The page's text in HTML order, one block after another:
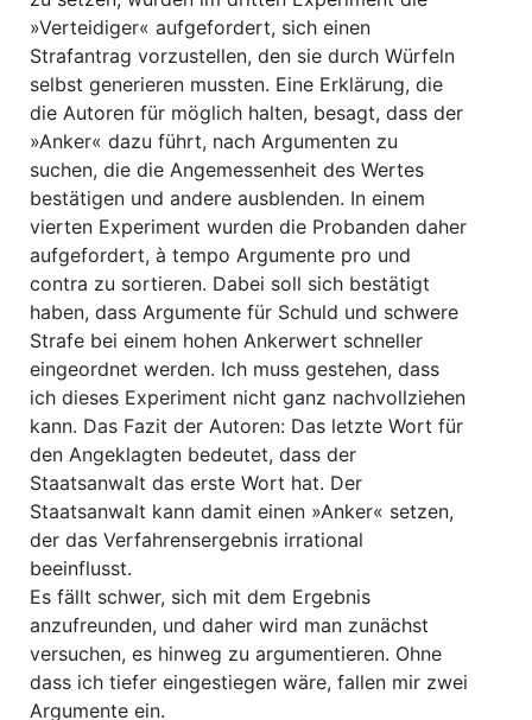
»Verteidiger« aufgefordert, sich einen
Strafantrag vorzustellen, den sie durch Würfeln
selbst generieren mussten. Eine Erklärung, die
die Autoren für möglich halten, besagt, dass der
»Anker« dazu führt, nach Argumenten zu
suchen, die die Angemessenheit des Wertes
bestätigen und andere ausblenden. In einem
vierten Experiment wurden die Probanden daher
aufgefordert, à tempo Argumente pro und
contra zu sortieren. Dabei soll sich bestätigt
haben, dass Argumente für Schuld und schwere
Strafe bei einem hohen Ankerwert schneller
eingeordnet werden. Ich muss gestehen, dass
ich dieses Experiment nicht ganz nachvollziehen
kann. Das Fazit der Autoren: Das letzte Wort für
den Angeklagten bedeutet, dass der
Staatsanwalt das erste Wort hat. Der
Staatsanwalt kann damit einen »Anker« setzen,
der das Verfahrensergebnis irrational
beeinflusst.
Es fällt schwer, sich mit dem Ergebnis
anzufreunden, und daher wird man zunächst
versuchen, es hinweg zu argumentieren. Ohne
dass ich tiefer eingestiegen wäre, fallen mir zwei
Argumente ein.